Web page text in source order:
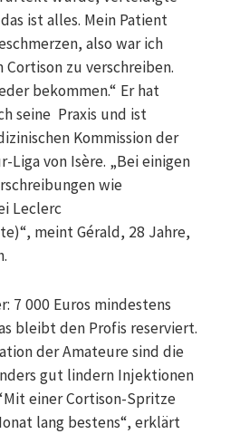
ist alles. Mein Patient
also war ich
zu verschreiben.
bekommen.“ Er hat
seine Praxis und ist
Kommission der
Liga von Isère. „Bei einigen
wie
Leclerc
meint Gérald, 28 Jahre,
7 000 Euros mindestens
bleibt den Profis reserviert.
der Amateure sind die
gut lindern Injektionen
einer Cortison-Spritze
lang bestens“, erklärt